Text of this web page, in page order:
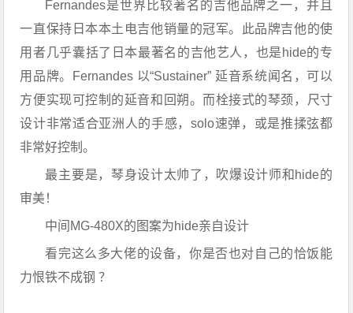
Fernandes是世界比较著名的吉他品牌之一，并且
一直保持日本本土电吉他销量的冠军。此品牌吉他的使
用者几乎囊括了日本最著名的吉他艺人，也是hide的专
用品牌。Fernandes 以“Sustainer” 延音系统闻名，可以
方便实现可控制的延音和回朔。而栓接式的琴颈，尺寸
设计非常适合亚洲人的手感，solo速弹，或是推揉弦都
非常好控制。
最主要是，琴身设计太帅了，吹爆设计师和hide的
审美！
中间MG-480X的图案为hide亲自设计
看完这么多大佬的设备，你是否也对自己的恰饭能
力恨铁不成钢 ？